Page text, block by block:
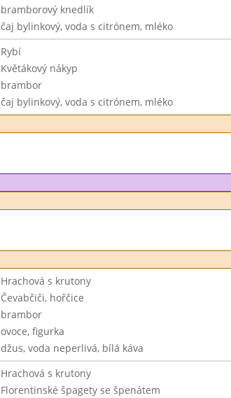
bramborový knedlík
čaj bylinkový, voda s citrónem, mléko
Rybí
Květákový nákyp
brambor
čaj bylinkový, voda s citrónem, mléko
Hrachová s krutony
Čevabčiči, hořčice
brambor
ovoce, figurka
džus, voda neperlivá, bílá káva
Hrachová s krutony
Florentinské špagety se špenátem